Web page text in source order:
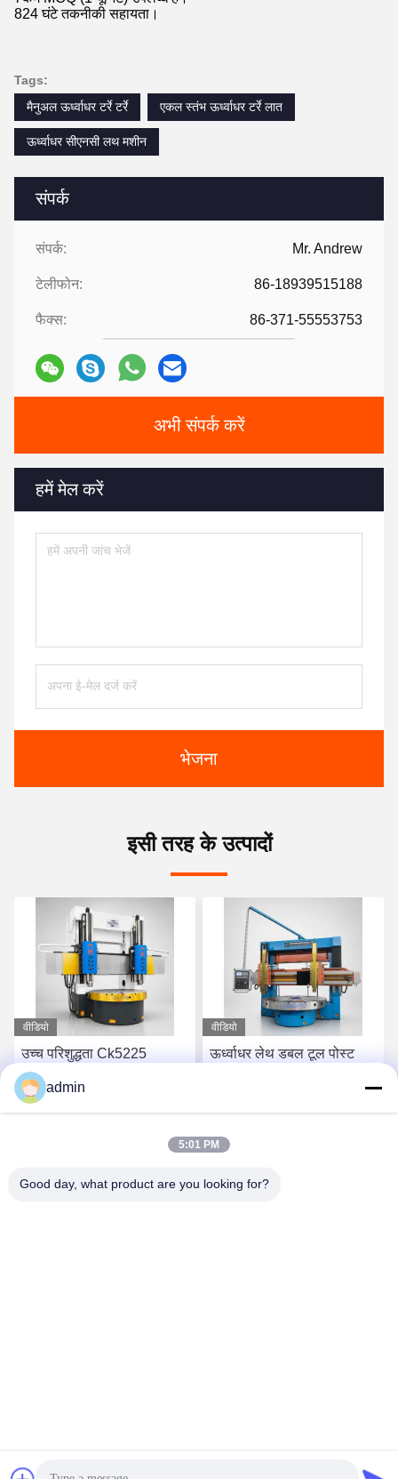
संपर्क
संपर्क: Mr. Andrew
टेलीफोन: 86-18939515188
फैक्स: 86-371-55553753
अभी संपर्क करें
हमें मेल करें
भेजना
824 घंटे तकनीकी सहायता।
Tags:
मैनुअल ऊर्ध्वाधर टर्रे टर्रे
एकल स्तंभ ऊर्ध्वाधर टर्रे लात
ऊर्ध्वाधर सीएनसी लथ मशीन
इसी तरह के उत्पादों
वीडियो
उच्च परिशुद्धता Ck5225
सीएनसी ऊर्ध्वाधर मोड़ मशीन
सप्लायर भारी शुल्क
सर्वोत्तम मूल्य प्राप्त करें
वीडियो
ऊर्ध्वाधर लेथ डबल टूल पोस्ट
चीन अच्छी गुणवत्ता ऊर्ध्वाधर लात मशीन देने वाला। कॉपीराइट © 2023-2026
admin
5:01 PM
Good day, what product are you looking for?